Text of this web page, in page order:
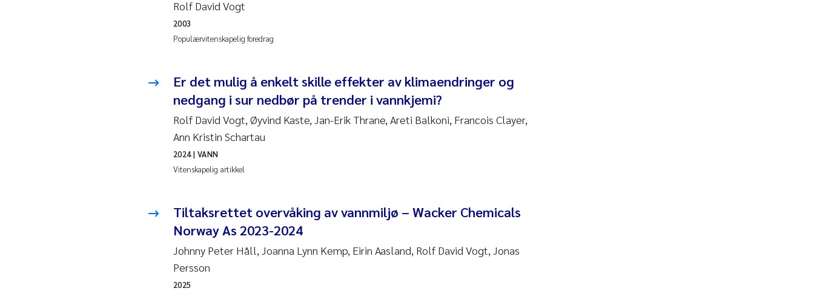
2007
2006
2005
Maximilian Nawrath
Emmy Falk Nøklebye
Kathrine Ivsett Johnsen
Line Johanne Barkved
Chiara Consolaro
Frode Sundnes
Rolf David Vogt
Populærvitenskapelig foredrag
2003
Er det mulig å enkelt skille effekter av klimaendringer og
nedgang i sur nedbør på trender i vannkjemi?
Rolf David Vogt, Øyvind Kaste, Jan-Erik Thrane, Areti Balkoni, Francois Clayer,
Ann Kristin Schartau
Vitenskapelig artikkel
2024| VANN
Tiltaksrettet overvåking av vannmiljø – Wacker Chemicals
Norway As 2023-2024
Johnny Peter Håll, Joanna Lynn Kemp, Eirin Aasland, Rolf David Vogt, Jonas
Persson
2025